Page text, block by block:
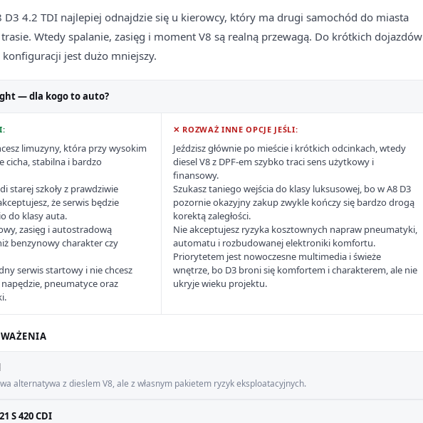
4.2 TDI najlepiej odnajdzie się u kierowcy, który ma drugi samochód do miasta
Wtedy spalanie, zasięg i moment V8 są realną przewagą. Do krótkich dojazdów
jest dużo mniejszy.
— dla kogo to auto?
limuzyny, która przy wysokim
cicha, stabilna i bardzo
starej szkoły z prawdziwie
że serwis będzie
do klasy auta.
zasięg i autostradową
benzynowy charakter czy
serwis startowy i nie chcesz
pneumatyce oraz
✕ ROZWAŻ INNE OPCJE JEŚLI:
Jeździsz głównie po mieście i krótkich odcinkach, wtedy
diesel V8 z DPF-em szybko traci sens użytkowy i
finansowy.
Szukasz taniego wejścia do klasy luksusowej, bo w A8 D3
pozornie okazyjny zakup zwykle kończy się bardzo drogą
korektą zaległości.
Nie akceptujesz ryzyka kosztownych napraw pneumatyki,
automatu i rozbudowanej elektroniki komfortu.
Priorytetem jest nowoczesne multimedia i świeże
wnętrze, bo D3 broni się komfortem i charakterem, ale nie
ukryje wieku projektu.
alternatywa z dieslem V8, ale z własnym pakietem ryzyk eksploatacyjnych.
S 420 CDI